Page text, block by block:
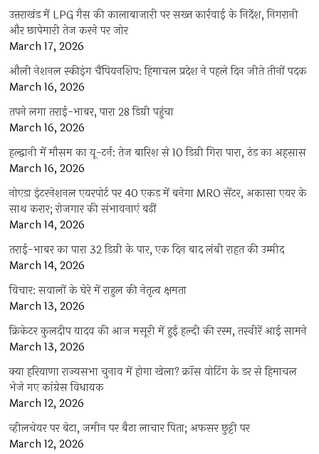
उत्तराखंड में LPG गैस की कालाबाजारी पर सख्त कार्रवाई के निर्देश, निगरानी
और छापेमारी तेज करने पर जोर
March 17, 2026
औली नेशनल स्कीइंग चैंपियनशिप: हिमाचल प्रदेश ने पहले दिन जीते तीनों पदक
March 16, 2026
तपने लगा तराई-भाबर, पारा 28 डिग्री पहुंचा
March 16, 2026
हल्द्वानी में मौसम का यू-टर्न: तेज बारिश से 10 डिग्री गिरा पारा, ठंड का अहसास
March 16, 2026
नोएडा इंटरनेशनल एयरपोर्ट पर 40 एकड़ में बनेगा MRO सेंटर, अकासा एयर के
साथ करार; रोजगार की संभावनाएं बढ़ीं
March 14, 2026
तराई-भाबर का पारा 32 डिग्री के पार, एक दिन बाद लंबी राहत की उम्मीद
March 14, 2026
विचार: सवालों के घेरे में राहुल की नेतृत्व क्षमता
March 13, 2026
क्रिकेटर कुलदीप यादव की आज मसूरी में हुई हल्दी की रस्म, तस्वीरें आई सामने
March 13, 2026
क्या हरियाणा राज्यसभा चुनाव में होगा खेला? क्रॉस वोटिंग के डर से हिमाचल
भेजे गए कांग्रेस विधायक
March 12, 2026
व्हीलचेयर पर बेटा, जमीन पर बैठा लाचार पिता; अफसर छुट्टी पर
March 12, 2026